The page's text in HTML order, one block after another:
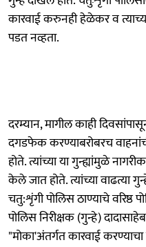
कारवाई करुनही हेळेकर व
पडत नव्हता.
दरम्यान, मागील काही
दगडफेक करण्याबरोबरच
होते. त्यांच्या या गुन्ह्यांमुळे
केले जात होते. त्यांच्या वाढत्या
चतु:शृंगी पोलिस ठाण्याचे वरिष्ठ
पोलिस निरीक्षक (गुन्हे)
"मोका'अंतर्गत कारवाई